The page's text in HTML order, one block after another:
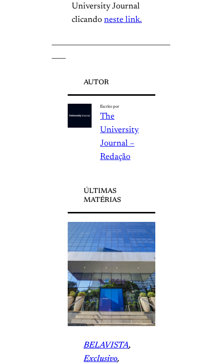
University Journal
clicando neste link.
AUTOR
Escrito por
The
University
Journal –
Redação
ÚLTIMAS
MATÉRIAS
BELAVISTA
Exclusivo